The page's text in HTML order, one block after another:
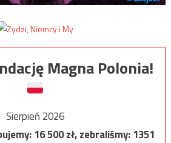
Magna Polonia!
Sierpień 2026
16 500zł, zebraliśmy:1351